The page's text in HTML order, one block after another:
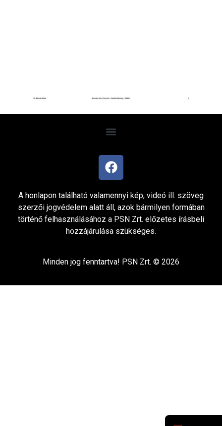
A honlapon található valamennyi kép, videó ill. szöveg
szerzői jogvédelem alatt áll, azok bármilyen formában
történő felhasználásához a PSN Zrt. előzetes írásbeli
hozzájárulása szükséges.
Minden jog fenntartva! PSN Zrt. © 2026